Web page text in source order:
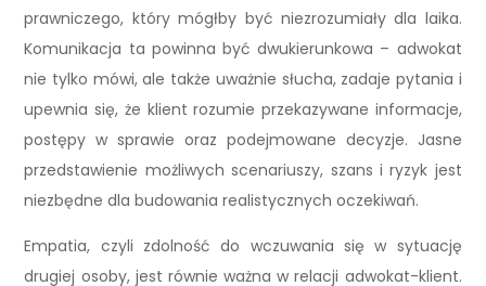
prawniczego, który mógłby być niezrozumiały dla laika.
Komunikacja ta powinna być dwukierunkowa – adwokat
nie tylko mówi, ale także uważnie słucha, zadaje pytania i
upewnia się, że klient rozumie przekazywane informacje,
postępy w sprawie oraz podejmowane decyzje. Jasne
przedstawienie możliwych scenariuszy, szans i ryzyk jest
niezbędne dla budowania realistycznych oczekiwań.
Empatia, czyli zdolność do wczuwania się w sytuację
drugiej osoby, jest równie ważna w relacji adwokat-klient.